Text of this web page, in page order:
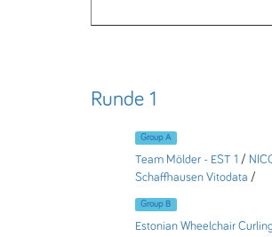
Runde 1
Group A
Team Mölder - EST 1 /
Schaffhausen Vitodata /
Group B
Estonian Wheelchair